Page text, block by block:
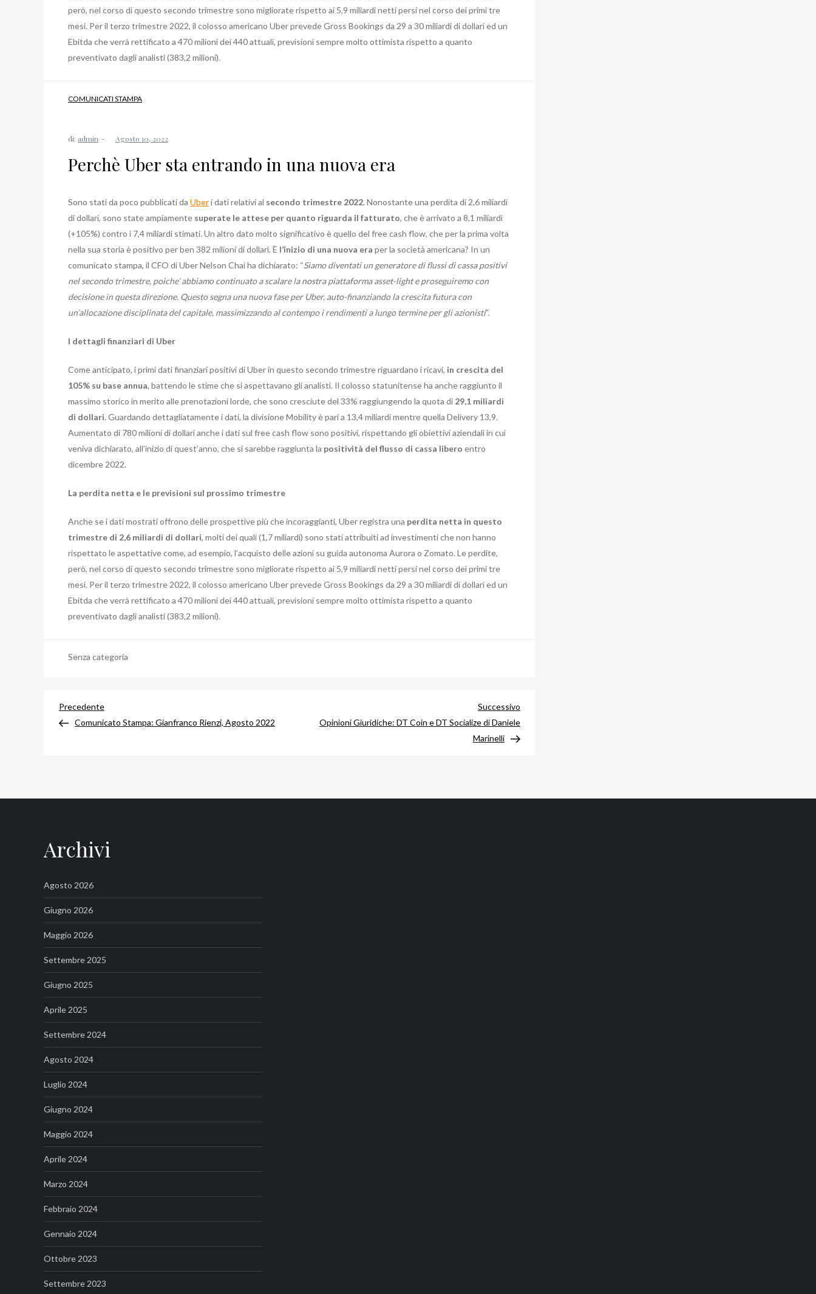
però, nel corso di questo secondo trimestre sono migliorate rispetto ai 5,9 miliardi netti persi nel corso dei primi tre
mesi. Per il terzo trimestre 2022, il colosso americano Uber prevede Gross Bookings da 29 a 30 miliardi di dollari ed un
Ebitda che verrà rettificato a 470 milioni dei 440 attuali, previsioni sempre molto ottimista rispetto a quanto
preventivato dagli analisti (383,2 milioni).
COMUNICATI STAMPA
di: admin
Perchè Uber sta entrando in una nuova era
Sono stati da poco pubblicati da Uberi dati relativi al secondo trimestre 2022. Nonostante una perdita di 2,6 miliardi
di dollari, sono state ampiamente superate le attese per quanto riguarda il fatturato, che è arrivato a 8,1 miliardi
(+105%) contro i 7,4 miliardi stimati. Un altro dato molto significativo è quello del free cash flow, che per la prima volta
nella sua storia è positivo per ben 382 milioni di dollari. È l’inizio di una nuova era per la società americana? In un
comunicato stampa, il CFO di Uber Nelson Chai ha dichiarato: “Siamo diventati un generatore di flussi di cassa positivi
nel secondo trimestre, poiche’ abbiamo continuato a scalare la nostra piattaforma asset-light e proseguiremo con
decisione in questa direzione. Questo segna una nuova fase per Uber, auto-finanziando la crescita futura con
un’allocazione disciplinata del capitale, massimizzando al contempo i rendimenti a lungo termine per gli azionisti”.
I dettagli finanziari di Uber
Come anticipato, i primi dati finanziari positivi di Uber in questo secondo trimestre riguardano i ricavi, in crescita del
105% su base annua, battendo le stime che si aspettavano gli analisti. Il colosso statunitense ha anche raggiunto il
massimo storico in merito alle prenotazioni lorde, che sono cresciute del 33% raggiungendo la quota di 29,1 miliardi
di dollari. Guardando dettagliatamente i dati, la divisione Mobility è pari a 13,4 miliardi mentre quella Delivery 13,9.
Aumentato di 780 milioni di dollari anche i dati sul free cash flow sono positivi, rispettando gli obiettivi aziendali in cui
veniva dichiarato, all’inizio di quest’anno, che si sarebbe raggiunta la positività del flusso di cassa libero entro
dicembre 2022.
La perdita netta e le previsioni sul prossimo trimestre
Anche se i dati mostrati offrono delle prospettive più che incoraggianti, Uber registra una perdita netta in questo
trimestre di 2,6 miliardi di dollari, molti dei quali (1,7 miliardi) sono stati attribuiti ad investimenti che non hanno
rispettato le aspettative come, ad esempio, l’acquisto delle azioni su guida autonoma Aurora o Zomato. Le perdite,
però, nel corso di questo secondo trimestre sono migliorate rispetto ai 5,9 miliardi netti persi nel corso dei primi tre
mesi. Per il terzo trimestre 2022, il colosso americano Uber prevede Gross Bookings da 29 a 30 miliardi di dollari ed un
Ebitda che verrà rettificato a 470 milioni dei 440 attuali, previsioni sempre molto ottimista rispetto a quanto
preventivato dagli analisti (383,2 milioni).
Senza categoria
Navigazione
Articolo
precedente
Precedente
Comunicato Stampa: Gianfranco Rienzi, Agosto 2022
successivo
Successivo
Opinioni Giuridiche: DT Coin e DT Socialize di Daniele
Marinelli
Archivi
Agosto 2026
Giugno 2026
Maggio 2026
Settembre 2025
Giugno 2025
Aprile 2025
Settembre 2024
Agosto 2024
Luglio 2024
Giugno 2024
Maggio 2024
Aprile 2024
Marzo 2024
Febbraio 2024
Gennaio 2024
Ottobre 2023
Settembre 2023